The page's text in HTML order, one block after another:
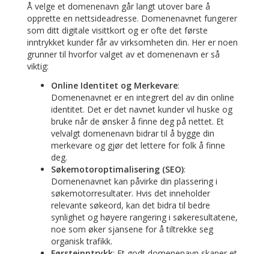
Å velge et domenenavn går langt utover bare å
opprette en nettsideadresse. Domenenavnet fungerer
som ditt digitale visittkort og er ofte det første
inntrykket kunder får av virksomheten din. Her er noen
grunner til hvorfor valget av et domenenavn er så
viktig:
Online Identitet og Merkevare:
Domenenavnet er en integrert del av din online
identitet. Det er det navnet kunder vil huske og
bruke når de ønsker å finne deg på nettet. Et
velvalgt domenenavn bidrar til å bygge din
merkevare og gjør det lettere for folk å finne
deg.
Søkemotoroptimalisering (SEO):
Domenenavnet kan påvirke din plassering i
søkemotorresultater. Hvis det inneholder
relevante søkeord, kan det bidra til bedre
synlighet og høyere rangering i søkeresultatene,
noe som øker sjansene for å tiltrekke seg
organisk trafikk.